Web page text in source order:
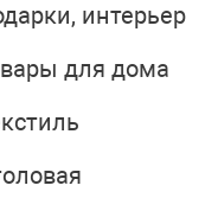
интерьер
для дома